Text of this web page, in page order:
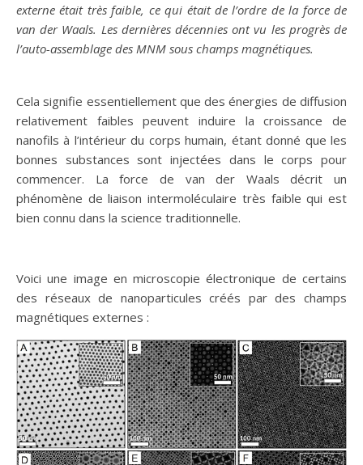
externe était très faible, ce qui était de l’ordre de la force de
van der Waals. Les dernières décennies ont vu les progrès de
l’auto-assemblage des MNM sous champs magnétiques.
Cela signifie essentiellement que des énergies de diffusion
relativement faibles peuvent induire la croissance de
nanofils à l’intérieur du corps humain, étant donné que les
bonnes substances sont injectées dans le corps pour
commencer. La force de van der Waals décrit un
phénomène de liaison intermoléculaire très faible qui est
bien connu dans la science traditionnelle.
Voici une image en microscopie électronique de certains
des réseaux de nanoparticules créés par des champs
magnétiques externes :